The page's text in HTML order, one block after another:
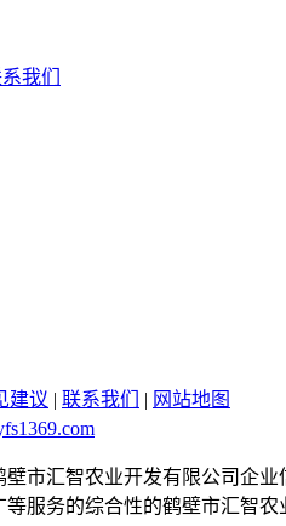
我们
建议 | 联系我们 | 网站地图
市汇智农业开发有限公司企
服务的综合性的鹤壁市汇智农